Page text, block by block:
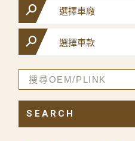
SEARCH